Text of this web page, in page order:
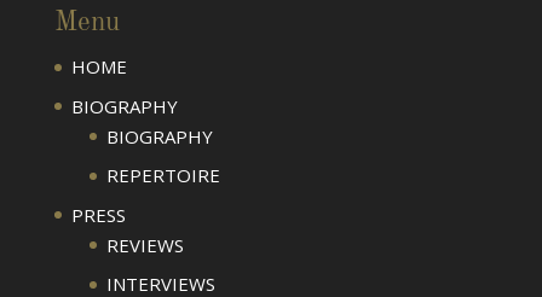
Menu
HOME
BIOGRAPHY
BIOGRAPHY
REPERTOIRE
PRESS
REVIEWS
INTERVIEWS